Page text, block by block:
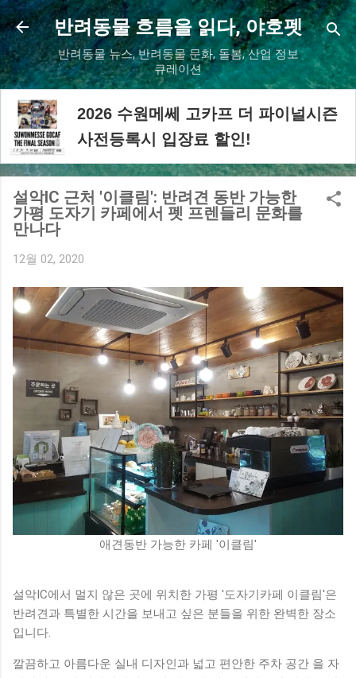
기본 콘텐츠로 건너뛰기
반려동물 흐름을 읽다, 야호펫
반려동물 뉴스, 반려동물 문화, 돌봄, 산업 정보
큐레이션
2026 수원메쎄 고카프 더 파이널시즌
사전등록시 입장료 할인!
설악IC 근처 '이클림': 반려견 동반 가능한
가평 도자기 카페에서 펫 프렌들리 문화를
만나다
12월 02, 2020
애견동반 가능한 카페 '이클림'
설악IC에서 멀지 않은 곳에 위치한 가평 '도자기카페 이클림'은
반려견과 특별한 시간을 보내고 싶은 분들을 위한 완벽한 장소
입니다.
깔끔하고 아름다운 실내 디자인과 넓고 편안한 주차 공간 을 자